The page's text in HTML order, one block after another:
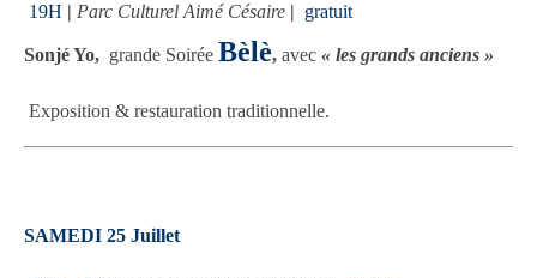
19H | Parc Culturel Aimé Césaire | gratuit
Sonjé Yo, grande Soirée Bèlè, avec « les grands anciens »
Exposition & restauration traditionnelle.
SAMEDI 25 Juillet